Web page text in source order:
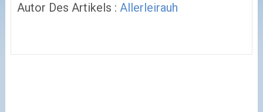
Autor Des Artikels : Allerleirauh